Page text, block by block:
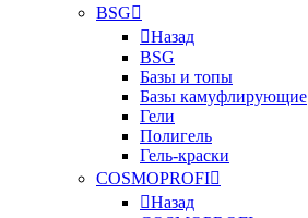
BSG
Назад
BSG
Базы и топы
Базы камуфлирующие
Гели
Полигель
Гель-краски
COSMOPROFI
Назад